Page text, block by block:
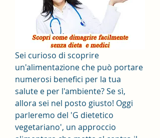
Sei curioso di scoprire
un'alimentazione che può portare
numerosi benefici per la tua
salute e per l'ambiente? Se sì,
allora sei nel posto giusto! Oggi
parleremo del 'G dietetico
vegetariano', un approccio